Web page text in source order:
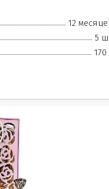
12
5
170